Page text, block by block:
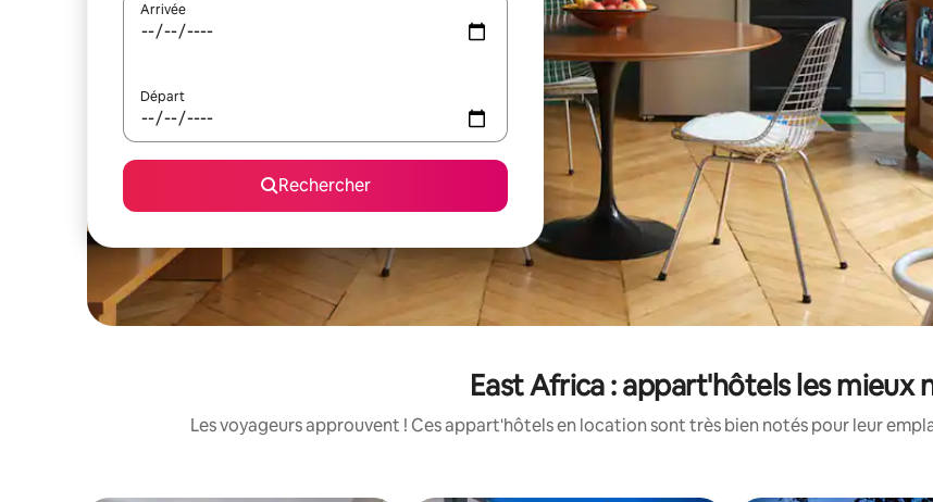
Arrivée
Départ
Rechercher
East Africa : appart'hôtels les mieux
Les voyageurs approuvent ! Ces appart'hôtels en location sont très bien notés pour leur